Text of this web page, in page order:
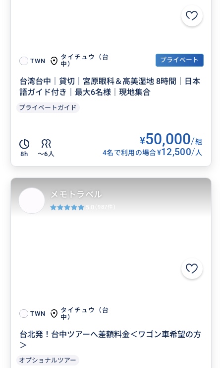
TWN
タイチュウ（台
中）
プライベート
台湾台中｜貸切｜宮原眼科＆高美湿地 8時間｜日本
語ガイド付き｜最大6名様｜現地集合
プライベートガイド
8h 〜6人
¥50,000/組
4名で利用の場合¥12,500/人
TWN
タイチュウ（台
中）
台北発！台中ツアーへ差額料金＜ワゴン車希望の方
＞
オプショナルツアー
メモトラベル
5.0 (987件)